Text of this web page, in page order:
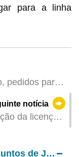
para a linha
pedidos para o
trimestre
notícia
da licença
Direcção dos Serviços de Assuntos de Justiça